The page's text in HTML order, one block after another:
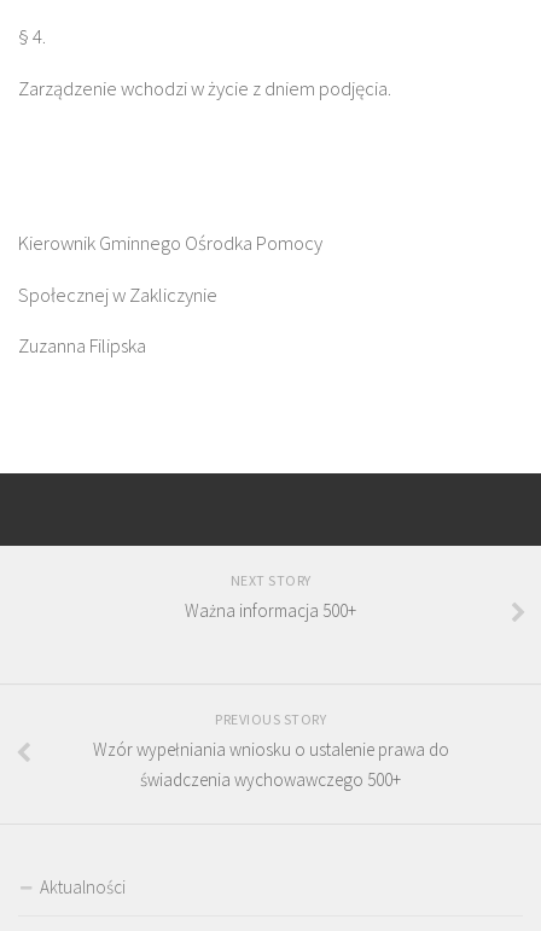
§ 4.
Zarządzenie wchodzi w życie z dniem podjęcia.
Kierownik Gminnego Ośrodka Pomocy
Społecznej w Zakliczynie
Zuzanna Filipska
NEXT STORY
Ważna informacja 500+
PREVIOUS STORY
Wzór wypełniania wniosku o ustalenie prawa do
świadczenia wychowawczego 500+
Aktualności